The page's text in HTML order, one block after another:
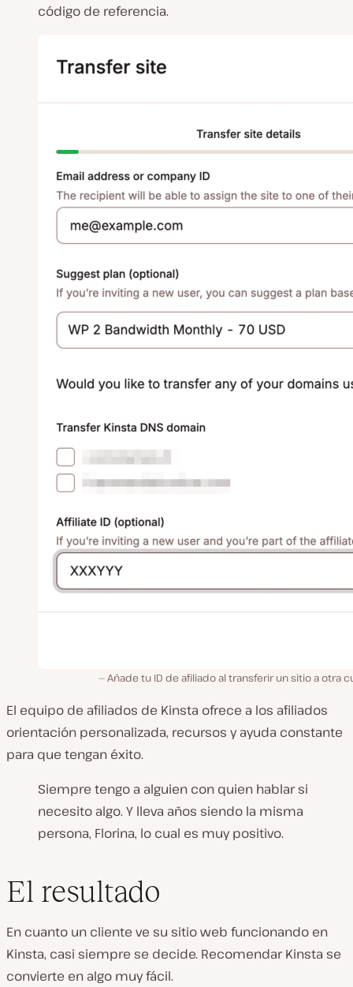
código de referencia.
Añade tu ID de afiliado al transferir un sitio a otra
El equipo de afiliados de Kinsta ofrece a los afiliados
orientación personalizada, recursos y ayuda constante
para que tengan éxito.
Siempre tengo a alguien con quien hablar si
necesito algo. Y lleva años siendo la misma
persona, Florina, lo cual es muy positivo.
El resultado
En cuanto un cliente ve su sitio web funcionando en
Kinsta, casi siempre se decide. Recomendar Kinsta se
convierte en algo muy fácil.